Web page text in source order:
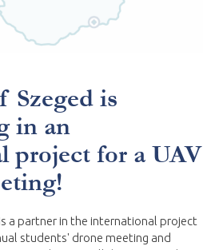
Szeged is
in an
project for a UAV
a partner in the international project
students' drone meeting and